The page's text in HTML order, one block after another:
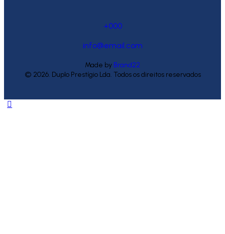
+000
info@email.com
Made by Brand22
© 2026. Duplo Prestígio Lda. Todos os direitos reservados